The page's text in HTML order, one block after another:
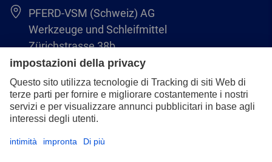
PFERD-VSM (Schweiz) AG
Werkzeuge und Schleifmittel
Zürichstrasse 38b
8306 Brüttisellen
+41 44 805 2828
info@pferd-vsm.ch